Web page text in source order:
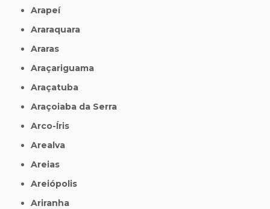
Arapeí
Araraquara
Araras
Araçariguama
Araçatuba
Araçoiaba da Serra
Arco-Íris
Arealva
Areias
Areiópolis
Ariranha